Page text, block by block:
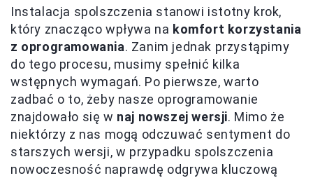
Instalacja spolszczenia stanowi istotny krok,
który znacząco wpływa na komfort korzystania
z oprogramowania. Zanim jednak przystąpimy
do tego procesu, musimy spełnić kilka
wstępnych wymagań. Po pierwsze, warto
zadbać o to, żeby nasze oprogramowanie
znajdowało się w naj nowszej wersji. Mimo że
niektórzy z nas mogą odczuwać sentyment do
starszych wersji, w przypadku spolszczenia
nowoczesność naprawdę odgrywa kluczową